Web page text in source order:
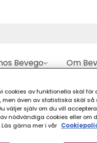
Bevego Om
PLANNJA KOPPAR 75
cookies av funktionella skäl
men även av statistiska skäl
väljer själv om du vill
nödvändiga cookies eller om
gärna mer i vår